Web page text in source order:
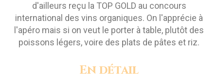
d'ailleurs reçu la TOP GOLD au concours
international des vins organiques. On l'apprécie à
l'apéro mais si on veut le porter à table, plutôt des
poissons légers, voire des plats de pâtes et riz.
En détail